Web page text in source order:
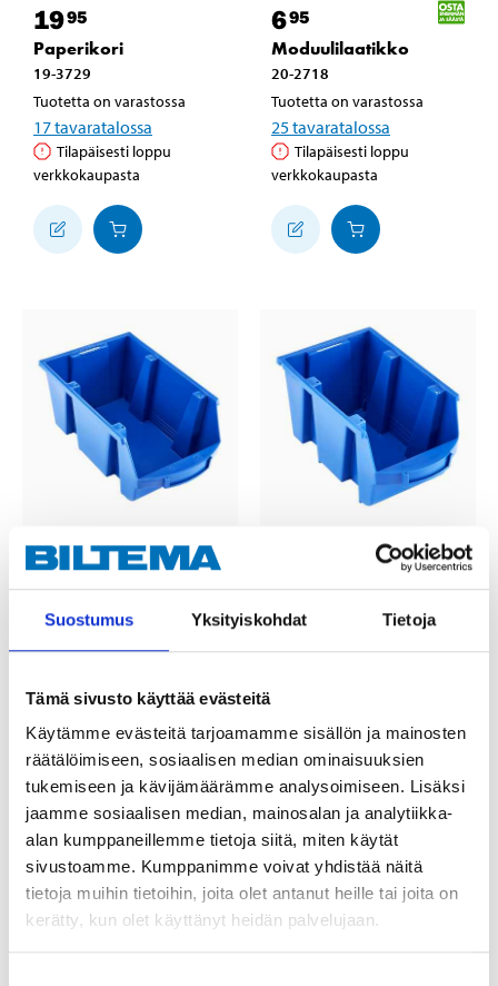
Suostumus Yksityiskohdat Tietoja
Tämä sivusto käyttää evästeitä
Käytämme evästeitä tarjoamamme sisällön ja mainosten
räätälöimiseen, sosiaalisen median ominaisuuksien
tukemiseen ja kävijämäärämme analysoimiseen. Lisäksi
jaamme sosiaalisen median, mainosalan ja analytiikka-
alan kumppaneillemme tietoja siitä, miten käytät
sivustoamme. Kumppanimme voivat yhdistää näitä
tietoja muihin tietoihin, joita olet antanut heille tai joita on
kerätty, kun olet käyttänyt heidän palvelujaan.
1995
Paperikori
19-3729
Tuotetta on varastossa
17tavaratalossa
Tilapäisesti loppu
verkkokaupasta
695
Moduulilaatikko
20-2718
Tuotetta on varastossa
25tavaratalossa
Tilapäisesti loppu
verkkokaupasta
8 95
Moduulilaatikko
20-2717
Tilapäisesti loppu
Moduulilaatikko
20-2716